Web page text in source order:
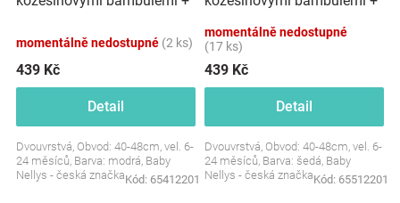
modrá, 6/24 měsíců
momentálně nedostupné (2 ks)
439 Kč
Detail
Dvouvrstvá, Obvod: 40-48cm, vel. 6-
24 měsíců, Barva: modrá, Baby
Nellys - česká značkaKód: 65412201
6/24 měsíců
momentálně nedostupné
(17 ks)
439 Kč
Detail
Dvouvrstvá, Obvod: 40-48cm, vel. 6-
24 měsíců, Barva: šedá, Baby
Nellys - česká značkaKód: 65512201